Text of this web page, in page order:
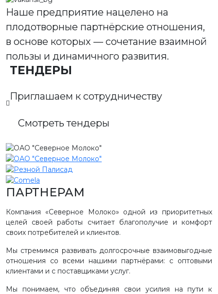
Наше предприятие нацелено на
плодотворные партнёрские отношения,
в основе которых — сочетание взаимной
пользы и динамичного развития.
ТЕНДЕРЫ
Приглашаем к сотрудничеству
Смотреть тендеры
ПАРТНЕРАМ
Компания «Северное Молоко» одной из приоритетных
целей своей работы считает благополучие и комфорт
своих потребителей и клиентов.
Мы стремимся развивать долгосрочные взаимовыгодные
отношения со всеми нашими партнёрами: с оптовыми
клиентами и с поставщиками услуг.
Мы понимаем, что объединяя свои усилия на пути к